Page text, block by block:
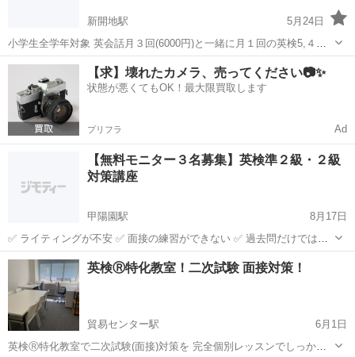
新開地駅
5月24日
小学生全学年対象 英会話月３回(6000円)と一緒に月１回の英検5,４級
対策講座(2000円) で学んで、小学生の間に英検を取得しましょう！ 先
生は英検１級TOEIC935 講師経験豊富 教材費18000円 入会金6000円
兵庫 神戸市 新開地駅
【求】壊れたカメラ、売ってください📷✨
状態が悪くてもOK！最大限買取します
プリフラ Ad
【無料モニター３名募集】英検準２級・２級
対策講座
甲陽園駅
8月17日
✅ ライティングが不安 ✅ 面接の練習ができない ✅ 過去問だけでは心
配 英検対策、ひとりで悩んでいませんか？ 英検準2級・2級の受験予定
者を対象に、あなたのレベルに合わせたオーダーメイド指導 で、聞
く・話す・読む・...
兵庫 西宮市 甲陽園駅 英検 無料
英検Ⓡ特化教室！二次試験 面接対策！
貿易センター駅
6月1日
英検Ⓡ特化教室で二次試験(面接)対策を 完全個別レッスンでしっかり